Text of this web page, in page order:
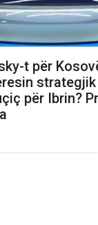
t për
për Ibrin?